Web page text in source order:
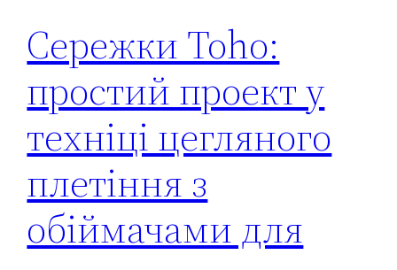
Сережки Toho:
простий проект у
техніці цегляного
плетіння з
обіймачами для